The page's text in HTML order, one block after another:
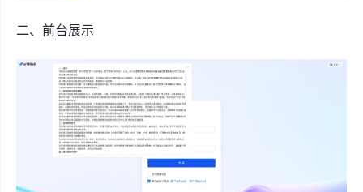
二、前台展示